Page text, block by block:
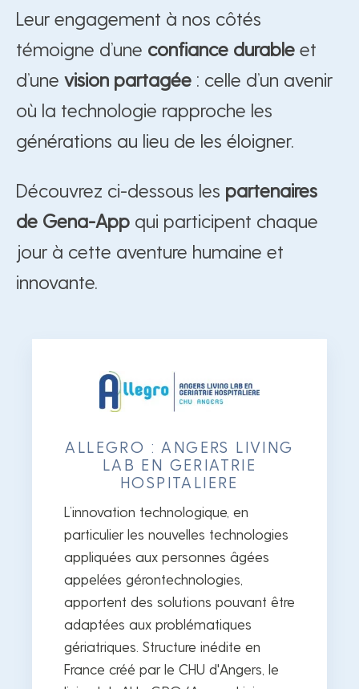
Leur engagement à nos côtés
témoigne d’une confiance durable et
d’une vision partagée : celle d’un avenir
où la technologie rapproche les
générations au lieu de les éloigner.
Découvrez ci-dessous les partenaires
de Gena-App qui participent chaque
jour à cette aventure humaine et
innovante.
ALLEGRO : ANGERS LIVING
LAB EN GERIATRIE
HOSPITALIERE
L’innovation technologique, en
particulier les nouvelles technologies
appliquées aux personnes âgées
appelées gérontechnologies,
apportent des solutions pouvant être
adaptées aux problématiques
gériatriques. Structure inédite en
France créé par le CHU d'Angers, le